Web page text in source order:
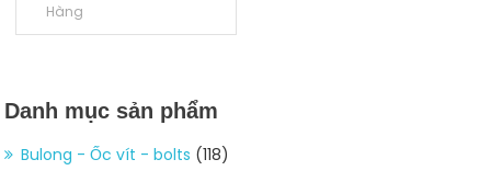
Hàng
Danh mục sản phẩm
Bulong - Ốc vít - bolts (118)